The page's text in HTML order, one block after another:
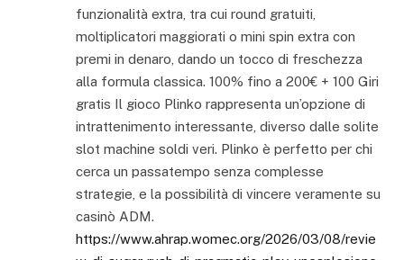
funzionalità extra, tra cui round gratuiti,
moltiplicatori maggiorati o mini spin extra con
premi in denaro, dando un tocco di freschezza
alla formula classica. 100% fino a 200€ + 100 Giri
gratis Il gioco Plinko rappresenta un’opzione di
intrattenimento interessante, diverso dalle solite
slot machine soldi veri. Plinko è perfetto per chi
cerca un passatempo senza complesse
strategie, e la possibilità di vincere veramente su
casinò ADM.
https://www.ahrap.womec.org/2026/03/08/revie